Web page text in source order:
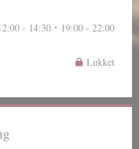
- 14:30 • 19:00 - 22:00
Lukket